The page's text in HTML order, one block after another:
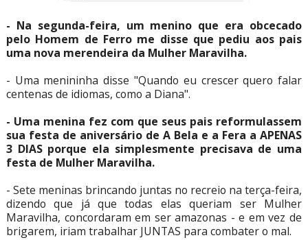
- Na segunda-feira, um menino que era obcecado
pelo Homem de Ferro me disse que pediu aos pais
uma nova merendeira da Mulher Maravilha.
- Uma menininha disse "Quando eu crescer quero falar
centenas de idiomas, como a Diana".
- Uma menina fez com que seus pais reformulassem
sua festa de aniversário de A Bela e a Fera a APENAS
3 DIAS porque ela simplesmente precisava de uma
festa de Mulher Maravilha.
- Sete meninas brincando juntas no recreio na terça-feira,
dizendo que já que todas elas queriam ser Mulher
Maravilha, concordaram em ser amazonas - e em vez de
brigarem, iriam trabalhar JUNTAS para combater o mal.